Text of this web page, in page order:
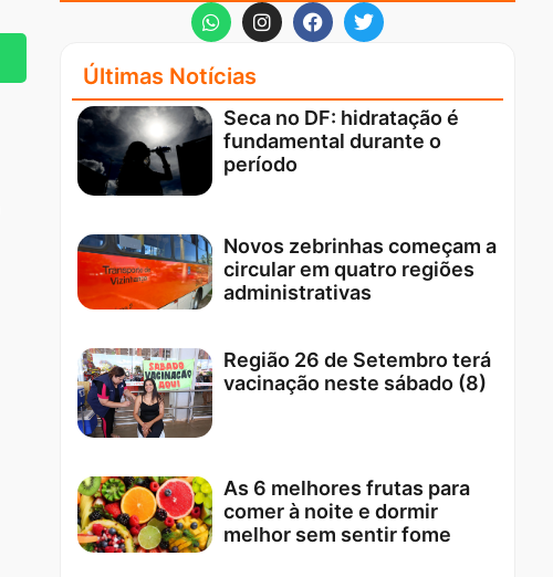
Últimas Notícias
Seca no DF: hidratação é
fundamental durante o
período
Novos zebrinhas começam a
circular em quatro regiões
administrativas
Região 26 de Setembro terá
vacinação neste sábado (8)
As 6 melhores frutas para
comer à noite e dormir
melhor sem sentir fome